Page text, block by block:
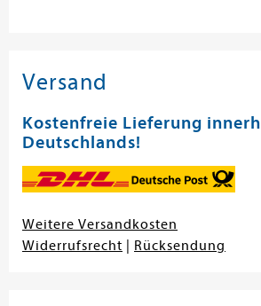
Versand
Kostenfreie Lieferung
Deutschlands!
Weitere Versandkosten
Widerrufsrecht
Rücksendung